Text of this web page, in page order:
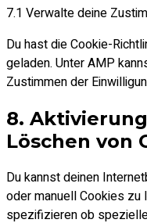
7.1 Verwalte deine
Du hast die Cookie-
geladen. Unter AMP
Zustimmen der
8.
Löschen von
Du kannst deinen
oder manuell Cookies zu
spezifizieren ob